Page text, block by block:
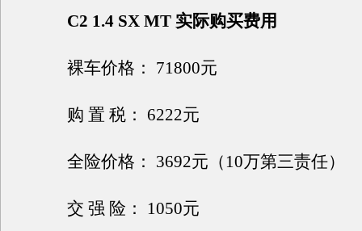
C2 1.4 SX MT 实际购买费用
裸车价格： 71800元
购 置 税： 6222元
全险价格： 3692元（10万第三责任）
交 强 险： 1050元